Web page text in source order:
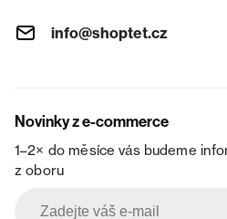
info@shoptet.cz
Novinky z e-commerce
1–2× do měsíce vás budeme
z oboru